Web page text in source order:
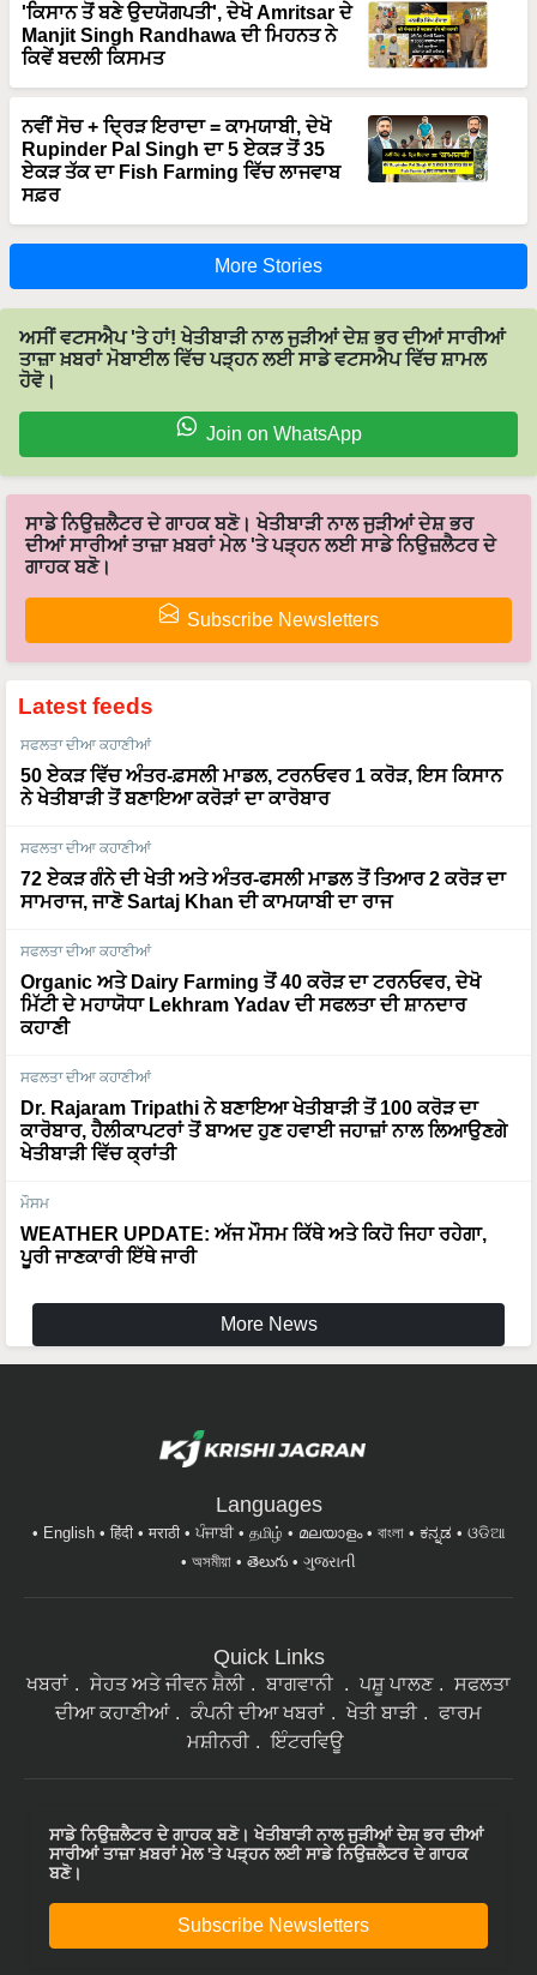
'ਕਿਸਾਨ ਤੋਂ ਬਣੇ ਉਦਯੋਗਪਤੀ', ਦੇਖੋ Amritsar ਦੇ
Manjit Singh Randhawa ਦੀ ਮਿਹਨਤ ਨੇ
ਕਿਵੇਂ ਬਦਲੀ ਕਿਸਮਤ
ਨਵੀਂ ਸੋਚ + ਦ੍ਰਿੜ ਇਰਾਦਾ = ਕਾਮਯਾਬੀ, ਦੇਖੋ
Rupinder Pal Singh ਦਾ 5 ਏਕੜ ਤੋਂ 35
ਏਕੜ ਤੱਕ ਦਾ Fish Farming ਵਿੱਚ ਲਾਜਵਾਬ
ਸਫ਼ਰ
More Stories
ਅਸੀਂ ਵਟਸਐਪ 'ਤੇ ਹਾਂ! ਖੇਤੀਬਾੜੀ ਨਾਲ ਜੁੜੀਆਂ ਦੇਸ਼ ਭਰ ਦੀਆਂ ਸਾਰੀਆਂ
ਤਾਜ਼ਾ ਖ਼ਬਰਾਂ ਮੋਬਾਈਲ ਵਿੱਚ ਪੜ੍ਹਨ ਲਈ ਸਾਡੇ ਵਟਸਐਪ ਵਿੱਚ ਸ਼ਾਮਲ
ਹੋਵੋ।
Join on WhatsApp
ਸਾਡੇ ਨਿਉਜ਼ਲੈਟਰ ਦੇ ਗਾਹਕ ਬਣੋ। ਖੇਤੀਬਾੜੀ ਨਾਲ ਜੁੜੀਆਂ ਦੇਸ਼ ਭਰ
ਦੀਆਂ ਸਾਰੀਆਂ ਤਾਜ਼ਾ ਖ਼ਬਰਾਂ ਮੇਲ 'ਤੇ ਪੜ੍ਹਨ ਲਈ ਸਾਡੇ ਨਿਉਜ਼ਲੈਟਰ ਦੇ
ਗਾਹਕ ਬਣੋ।
Subscribe Newsletters
Latest feeds
ਸਫਲਤਾ ਦੀਆ ਕਹਾਣੀਆਂ
50 ਏਕੜ ਵਿੱਚ ਅੰਤਰ-ਫ਼ਸਲੀ ਮਾਡਲ, ਟਰਨਓਵਰ 1 ਕਰੋੜ, ਇਸ ਕਿਸਾਨ
ਨੇ ਖੇਤੀਬਾੜੀ ਤੋਂ ਬਣਾਇਆ ਕਰੋੜਾਂ ਦਾ ਕਾਰੋਬਾਰ
ਸਫਲਤਾ ਦੀਆ ਕਹਾਣੀਆਂ
72 ਏਕੜ ਗੰਨੇ ਦੀ ਖੇਤੀ ਅਤੇ ਅੰਤਰ-ਫਸਲੀ ਮਾਡਲ ਤੋਂ ਤਿਆਰ 2 ਕਰੋੜ ਦਾ
ਸਾਮਰਾਜ, ਜਾਣੋ Sartaj Khan ਦੀ ਕਾਮਯਾਬੀ ਦਾ ਰਾਜ
ਸਫਲਤਾ ਦੀਆ ਕਹਾਣੀਆਂ
Organic ਅਤੇ Dairy Farming ਤੋਂ 40 ਕਰੋੜ ਦਾ ਟਰਨਓਵਰ, ਦੇਖੋ
ਮਿੱਟੀ ਦੇ ਮਹਾਯੋਧਾ Lekhram Yadav ਦੀ ਸਫਲਤਾ ਦੀ ਸ਼ਾਨਦਾਰ
ਕਹਾਣੀ
ਸਫਲਤਾ ਦੀਆ ਕਹਾਣੀਆਂ
Dr. Rajaram Tripathi ਨੇ ਬਣਾਇਆ ਖੇਤੀਬਾੜੀ ਤੋਂ 100 ਕਰੋੜ ਦਾ
ਕਾਰੋਬਾਰ, ਹੈਲੀਕਾਪਟਰਾਂ ਤੋਂ ਬਾਅਦ ਹੁਣ ਹਵਾਈ ਜਹਾਜ਼ਾਂ ਨਾਲ ਲਿਆਉਣਗੇ
ਖੇਤੀਬਾੜੀ ਵਿੱਚ ਕ੍ਰਾਂਤੀ
ਮੌਸਮ
WEATHER UPDATE: ਅੱਜ ਮੌਸਮ ਕਿੱਥੇ ਅਤੇ ਕਿਹੋ ਜਿਹਾ ਰਹੇਗਾ,
ਪੂਰੀ ਜਾਣਕਾਰੀ ਇੱਥੇ ਜਾਰੀ
More News
Languages
English हिंदी मराठी ਪੰਜਾਬੀ தமிழ் മലയാളം বাংলা ಕನ್ನಡ
ଓଡିଆ
অসমীয়া
తెలుగు ગુજરાતી
Quick Links
ਖਬਰਾਂ ਸੇਹਤ ਅਤੇ ਜੀਵਨ ਸ਼ੈਲੀ ਬਾਗਵਾਨੀ ਪਸ਼ੂ ਪਾਲਣ
ਸਫਲਤਾ
ਦੀਆ ਕਹਾਣੀਆਂ
ਕੰਪਨੀ ਦੀਆ ਖਬਰਾਂ ਖੇਤੀ ਬਾੜੀ
ਫਾਰਮ
ਮਸ਼ੀਨਰੀ
ਇੰਟਰਵਿਊ
ਸਾਡੇ ਨਿਉਜ਼ਲੈਟਰ ਦੇ ਗਾਹਕ ਬਣੋ। ਖੇਤੀਬਾੜੀ ਨਾਲ ਜੁੜੀਆਂ ਦੇਸ਼ ਭਰ ਦੀਆਂ
ਸਾਰੀਆਂ ਤਾਜ਼ਾ ਖ਼ਬਰਾਂ ਮੇਲ 'ਤੇ ਪੜ੍ਹਨ ਲਈ ਸਾਡੇ ਨਿਉਜ਼ਲੈਟਰ ਦੇ ਗਾਹਕ
ਬਣੋ।
Subscribe Newsletters